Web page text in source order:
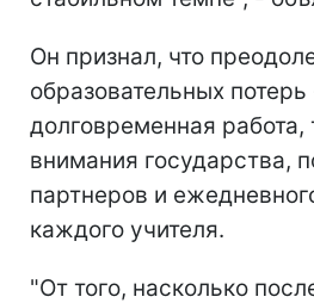
Он признал, что
образовательных потерь
долговременная
внимания государства,
партнеров и
каждого учителя.
"От того, насколько